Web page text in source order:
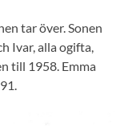
tar över. Sonen
Ivar, alla ogifta,
till 1958. Emma